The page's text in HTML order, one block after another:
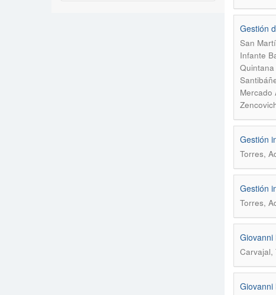
Gestión
San
Infante
Mercado
Gestión
Torres,
Gestión
Torres,
Giovanni
Carvajal,
Giovanni